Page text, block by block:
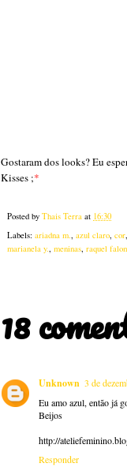
Gostaram dos looks? Eu
Kisses ;*
Posted by Thais Terra at 16:30
Labels: ariadna m., azul claro, cor,
marianela y., meninas, raquel
18
Unknown 3 de
Eu amo azul, então já
Beijos
http://
Responder